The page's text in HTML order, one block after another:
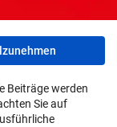
Beiträge werden
Sie auf